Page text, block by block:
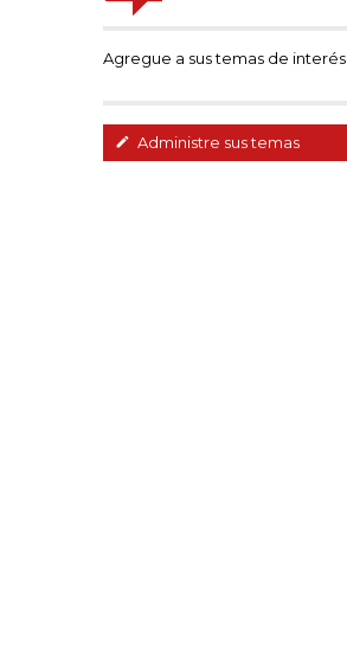
Agregue a sus temas de interés
Administre sus temas